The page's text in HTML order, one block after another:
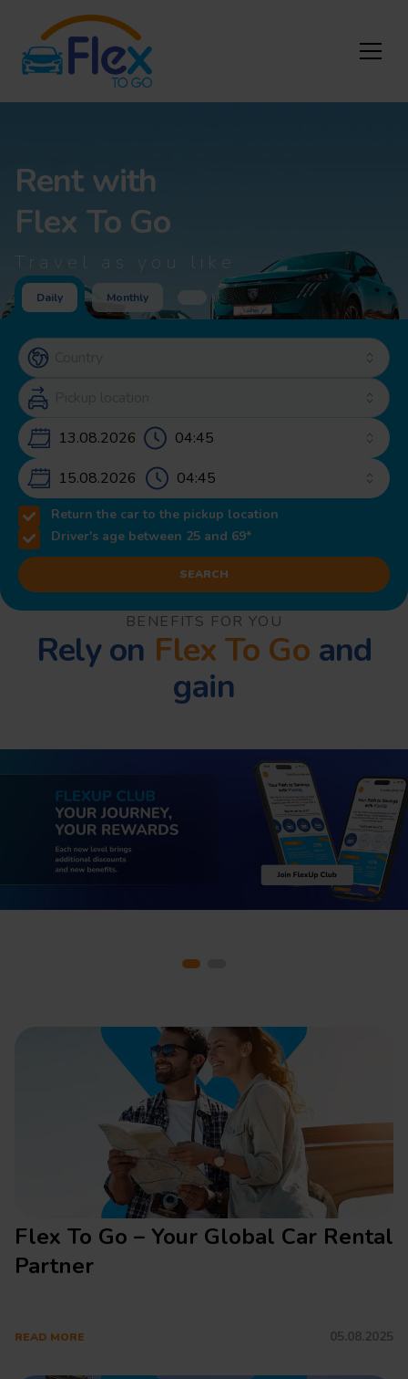
Rent with
Flex To Go
Travel as you like
Daily Monthly
13.08.2026 – 15.08.2026
15.08.2026
Return the car to the pickup location
Driver's age between 25 and 69*
SEARCH
BENEFITS FOR YOU
Rely on Flex To Go and
gain
Flex To Go – Your Global Car Rental
Partner
READ MORE 05.08.2025